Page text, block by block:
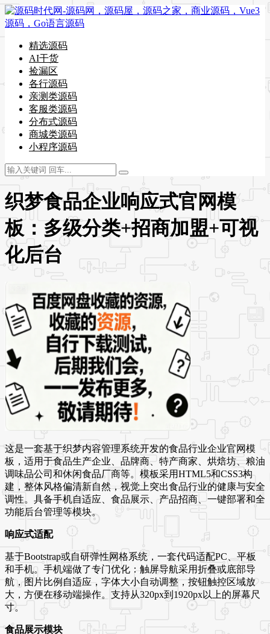
精选源码
AI干货
捡漏区
各行源码
亲测类源码
客服类源码
分布式源码
商城类源码
小程序源码
织梦食品企业响应式官网模
板：多级分类+招商加盟+可视
化后台
这是一套基于织梦内容管理系统开发的食品行业企业官网模
板，适用于食品生产企业、品牌商、特产商家、烘焙坊、粮油
调味品公司和休闲食品厂商等。模板采用HTML5和CSS3构
建，整体风格偏清新自然，视觉上突出食品行业的健康与安全
调性。具备手机自适应、食品展示、产品招商、一键部署和全
功能后台管理等模块。
响应式适配
基于Bootstrap或自研弹性网格系统，一套代码适配PC、平板
和手机。手机端做了专门优化：触屏导航采用折叠或底部导
航，图片比例自适应，字体大小自动调整，按钮触控区域放
大，方便在移动端操作。支持从320px到1920px以上的屏幕尺
寸。
食品展示模块